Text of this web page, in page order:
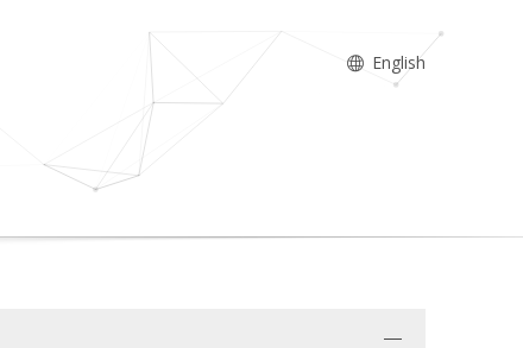
English